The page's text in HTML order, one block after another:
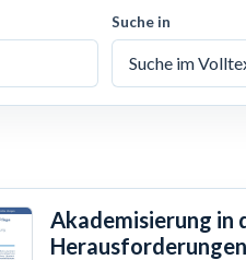
Suche in
Akademisierung in